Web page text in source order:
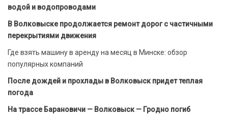
водой и водопроводами
В Волковыске продолжается ремонт дорог с частичными
перекрытиями движения
Где взять машину в аренду на месяц в Минске: обзор
популярных компаний
После дождей и прохлады в Волковыск придет теплая
погода
На трассе Барановичи — Волковыск — Гродно погиб